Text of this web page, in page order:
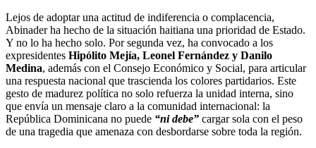
Lejos de adoptar una actitud de indiferencia o complacencia,
Abinader ha hecho de la situación haitiana una prioridad de Estado.
Y no lo ha hecho solo. Por segunda vez, ha convocado a los
expresidentes Hipólito Mejía, Leonel Fernández y Danilo
Medina, además con el Consejo Económico y Social, para articular
una respuesta nacional que trascienda los colores partidarios. Este
gesto de madurez política no solo refuerza la unidad interna, sino
que envía un mensaje claro a la comunidad internacional: la
República Dominicana no puede “ni debe” cargar sola con el peso
de una tragedia que amenaza con desbordarse sobre toda la región.